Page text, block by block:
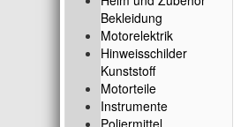
Bekleidung
Motorelektrik
Hinweisschilder
Kunststoff
Motorteile
Instrumente
Poliermittel